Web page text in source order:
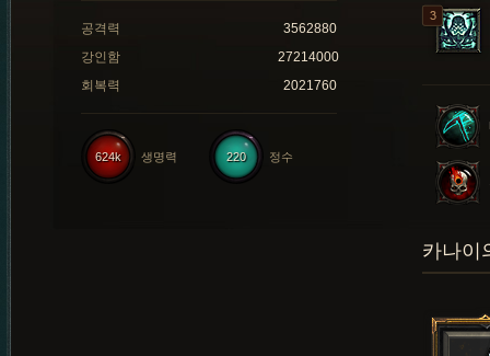
공격력
3562880
강인함
27214000
회복력
2021760
220 정수
624k 생명력
카나이